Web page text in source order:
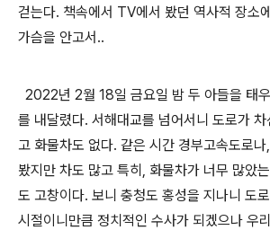
걷는다. 책속에서 TV에서 봤던 역사적 장소
가슴을 안고서..
2022년 2월 18일 금요일 밤 두 아들을 태
를 내달렸다. 서해대교를 넘어서니 도로가
고 화물차도 없다. 같은 시간 경부고속도로
봤지만 차도 많고 특히, 화물차가 너무 많았
도 고창이다. 보니 충청도 홍성을 지나니 도
시절이니만큼 정치적인 수사가 되겠으나 우